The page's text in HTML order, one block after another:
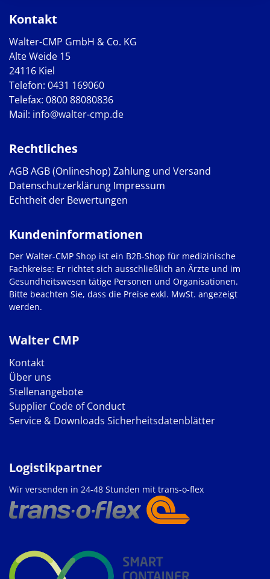
Kontakt
Walter-CMP GmbH & Co. KG
Alte Weide 15
24116 Kiel
Telefon: 0431 169060
Telefax: 0800 88080836
Mail: info@walter-cmp.de
Rechtliches
AGBAGB (Onlineshop) Zahlung und Versand
Datenschutzerklärung Impressum
Echtheit der Bewertungen
Walter CMP
Kontakt
Über uns
Stellenangebote
Supplier Code of Conduct
Service & Downloads Sicherheitsdatenblätter
Kundeninformationen
Der Walter-CMP Shop ist ein B2B-Shop für medizinische
Fachkreise: Er richtet sich ausschließlich an Ärzte und im
Gesundheitswesen tätige Personen und Organisationen.
Bitte beachten Sie, dass die Preise exkl. MwSt. angezeigt
werden.
Logistikpartner
Wir versenden in 24-48 Stunden mit trans-o-flex